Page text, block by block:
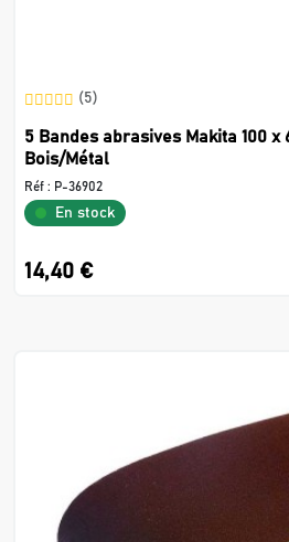
(5)
5 Bandes abrasives Makita 100 x
Bois/Métal
Réf : P-36902
En stock
14,40 €